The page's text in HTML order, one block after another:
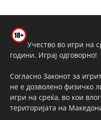
Учество во игри на
години. Играј одговорно!
Согласно Законот за
не е дозволено физичко
игри на среќа, во кои
територијата на